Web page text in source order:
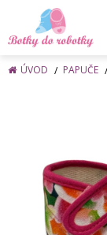
ÚVOD PAPUČE